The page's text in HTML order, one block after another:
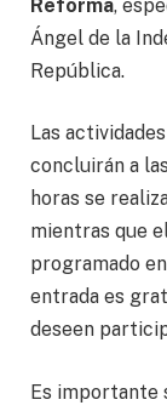
Reforma,
Ángel de la
República.
Las
concluirán a las
horas se
mientras que
programado
entrada es
deseen
Es importante